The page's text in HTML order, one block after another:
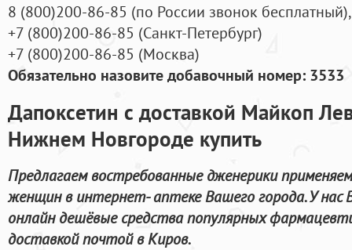
8 (800)200-86-85 (по России звонок бесплатный),
+7 (800)200-86-85 (Санкт-Петербург)
+7 (800)200-86-85 (Москва)
Обязательно назовите добавочный номер: 3533
Дапоксетин с доставкой Майкоп
Нижнем Новгороде купить
Предлагаем востребованные дженерики
женщин в интернет- аптеке Вашего города. У
онлайн дешёвые средства популярных
доставкой почтой в Киров.